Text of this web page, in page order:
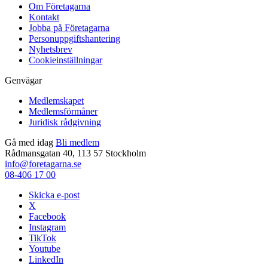
Om Företagarna
Kontakt
Jobba på Företagarna
Personuppgiftshantering
Nyhetsbrev
Cookieinställningar
Genvägar
Medlemskapet
Medlemsförmåner
Juridisk rådgivning
Gå med idag Bli medlem
Rådmansgatan 40, 113 57 Stockholm
info@foretagarna.se
08-406 17 00
Skicka e-post
X
Facebook
Instagram
TikTok
Youtube
LinkedIn